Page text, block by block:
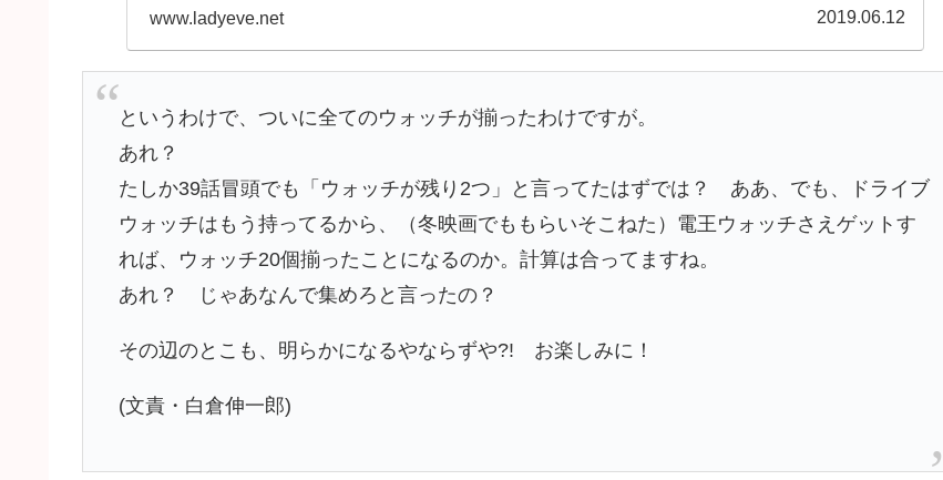
は？のわけも明らかになるやならずや？『仮面ライダージオウ』グランドジオウ
www.ladyeve.net 2019.06.12
というわけで、ついに全てのウォッチが揃ったわけですが。
あれ？
たしか39話冒頭でも「ウォッチが残り2つ」と言ってたはずでは？ ああ、でも、ドライブ
ウォッチはもう持ってるから、（冬映画でももらいそこねた）電王ウォッチさえゲットす
れば、ウォッチ20個揃ったことになるのか。計算は合ってますね。
あれ？ じゃあなんで集めろと言ったの？
その辺のとこも、明らかになるやならずや?! お楽しみに！
(文責・白倉伸一郎)